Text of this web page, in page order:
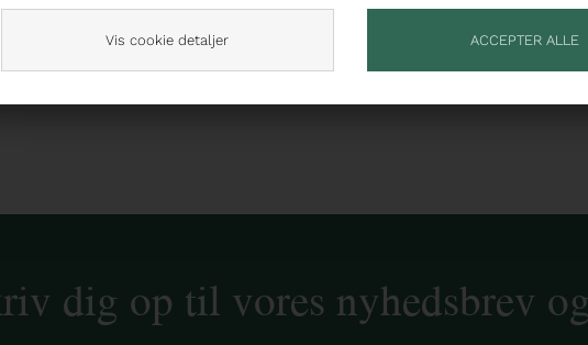
Vis cookie detaljer
dig op til vores nyhedsbrev